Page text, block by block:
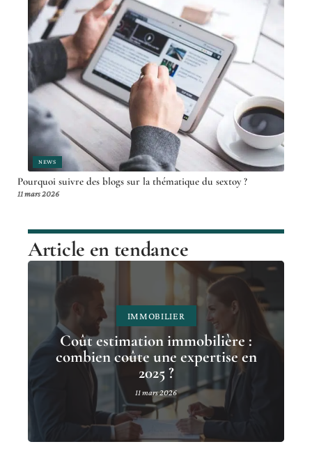
NEWS
Pourquoi suivre des blogs sur la thématique du sextoy ?
11 mars 2026
Article en tendance
IMMOBILIER
Coût estimation immobilière :
combien coûte une expertise en
2025 ?
11 mars 2026